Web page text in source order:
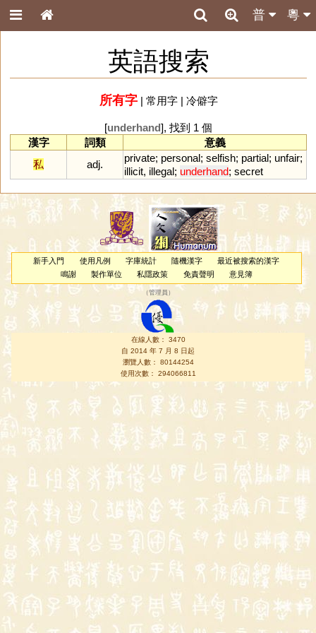
粵
普
英語搜索
所有字| 常用字| 冷僻字
[underhand], 找到 1 個
漢字
詞類
意義
私
adj.
private; personal; selfish; partial; unfair;
illicit, illegal; underhand; secret
新手入門 使用凡例 字庫統計 隨機漢字
最近被搜索的漢字
鳴謝
製作單位 私隱政策 免責聲明 意見簿
（管理員 ）
在線人數： 3470
自 2014 年 7 月 8 日起
瀏覽人數： 80144254
使用次數： 294066811